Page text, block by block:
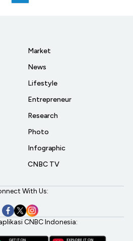
Market
News
Lifestyle
Entrepreneur
Research
Photo
Infographic
CNBC TV
With Us:
CNBC Indonesia: